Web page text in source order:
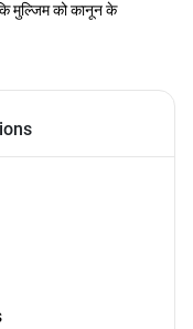
मुल्जिम को कानून के